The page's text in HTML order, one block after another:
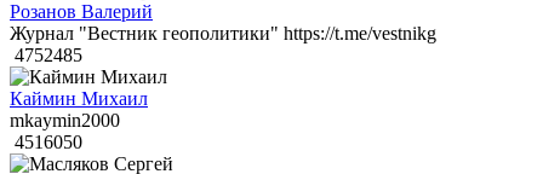
Розанов Валерий
Журнал "Вестник геополитики" https://t.me/vestnikg
4752485
Каймин Михаил
mkaymin2000
4516050